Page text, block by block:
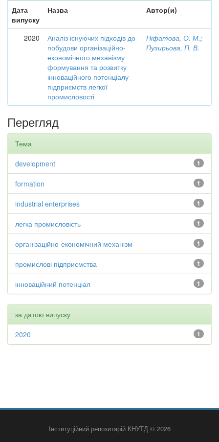
Дата
випуску
Назва Автор(и)
2020
Аналіз існуючих підходів до
побудови організаційно-
економічного механізму
формування та розвитку
інноваційного потенціалу
підприємств легкої
промисловості
Ніфатова, О. М.;
Пузирьова, П. В.
Перегляд
Тема
1
development
1
formation
1
industrial enterprises
1
легка промисловість
1
організаційно-економічний механізм
1
промислові підприємства
1
інноваційний потенціал
за датою випуску
1
2020
Інституційний репозитарій КНУТД © 2026